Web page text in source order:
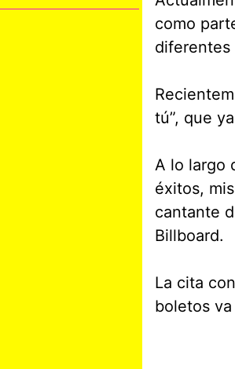
como
diferentes
tú”, que
A lo largo
éxitos,
cantante
Billboard.
La cita
boletos